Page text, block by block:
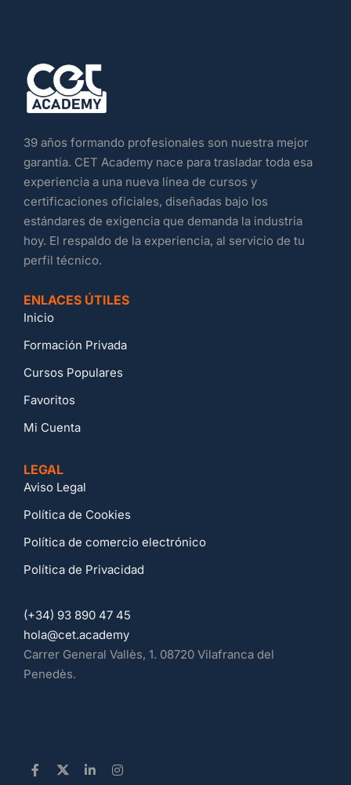
39 años formando profesionales son nuestra mejor
garantía. CET Academy nace para trasladar toda esa
experiencia a una nueva línea de cursos y
certificaciones oficiales, diseñadas bajo los
estándares de exigencia que demanda la industria
hoy. El respaldo de la experiencia, al servicio de tu
perfil técnico.
ENLACES ÚTILES
Inicio
Formación Privada
Cursos Populares
Favoritos
Mi Cuenta
LEGAL
Aviso Legal
Política de Cookies
Política de comercio electrónico
Política de Privacidad
(+34) 93 890 47 45
hola@cet.academy
Carrer General Vallès, 1. 08720 Vilafranca del
Penedès.